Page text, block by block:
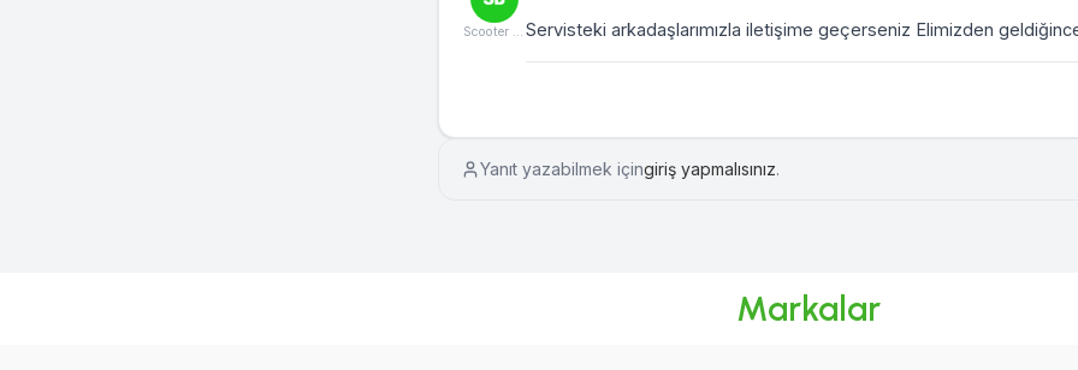
Scooter Burada Servisteki arkadaşlarımızla iletişime geçerseniz Elimizden
Yanıt yazabilmek içingiriş yapmalısınız.
Markalar